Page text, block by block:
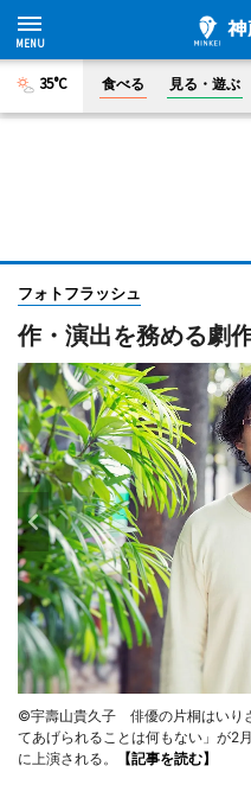
35°C 食べる 見る・遊ぶ
フォトフラッシュ
作・演出を務める劇
©宇壽山貴久子 俳優の片桐はいり
てあげられることは何もない」が2
に上演される。
【記事を読む】